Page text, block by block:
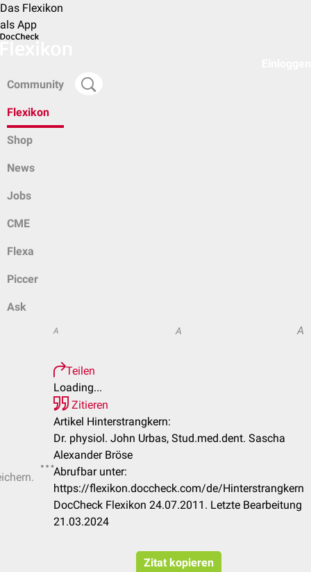
Das Flexikon
als App
Community
Flexikon
Shop
News
Jobs
CME
Flexa
Piccer
Ask
A A A
Teilen
Loading...
Zitieren
Artikel Hinterstrangkern:
Dr. physiol. John Urbas, Stud.med.dent. Sascha
Alexander Bröse
Abrufbar unter:
https://flexikon.doccheck.com/de/Hinterstrangkern
DocCheck Flexikon 24.07.2011. Letzte Bearbeitung
21.03.2024
Zitat kopieren